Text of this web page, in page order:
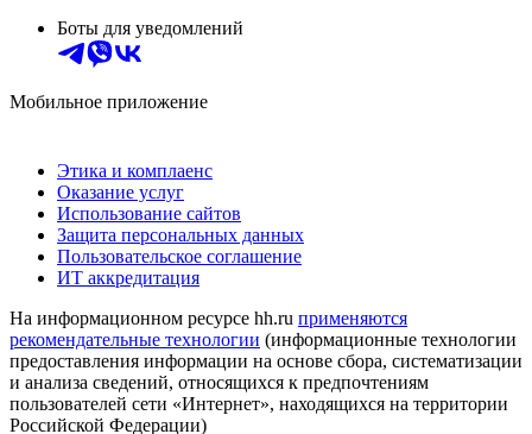
Боты для уведомлений
Мобильное приложение
Этика и комплаенс
Оказание услуг
Использование сайтов
Защита персональных данных
Пользовательское соглашение
ИТ аккредитация
На информационном ресурсе hh.ru применяются
рекомендательные технологии (информационные технологии
предоставления информации на основе сбора, систематизации
и анализа сведений, относящихся к предпочтениям
пользователей сети «Интернет», находящихся на территории
Российской Федерации)